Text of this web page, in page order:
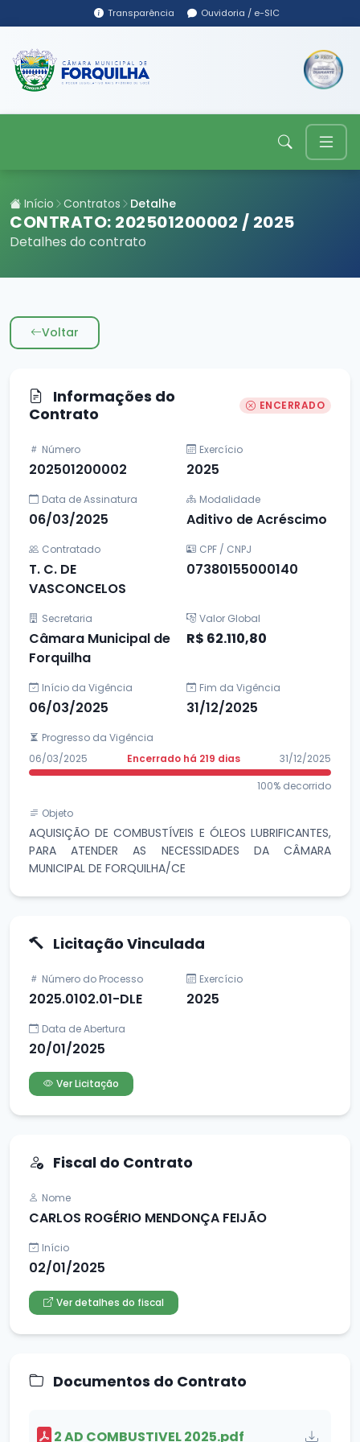
Transparência Ouvidoria / e-SIC
Início Contratos Detalhe
CONTRATO: 202501200002 / 2025
Detalhes do contrato
Voltar
Informações do
Contrato
ENCERRADO
Número
202501200002
Exercício
2025
Data de Assinatura
06/03/2025
Modalidade
Aditivo de Acréscimo
Contratado
T. C. DE
VASCONCELOS
CPF / CNPJ
07380155000140
Secretaria
Câmara Municipal de
Forquilha
Valor Global
R$ 62.110,80
Início da Vigência
06/03/2025
Fim da Vigência
31/12/2025
Progresso da Vigência
06/03/2025
Encerrado há 219 dias
31/12/2025
100% decorrido
Objeto
AQUISIÇÃO DE COMBUSTÍVEIS E ÓLEOS LUBRIFICANTES,
PARA ATENDER AS NECESSIDADES DA CÂMARA
MUNICIPAL DE FORQUILHA/CE
Licitação Vinculada
Número do Processo
2025.0102.01-DLE
Exercício
2025
Data de Abertura
20/01/2025
Ver Licitação
Fiscal do Contrato
Nome
CARLOS ROGÉRIO MENDONÇA FEIJÃO
Início
02/01/2025
Ver detalhes do fiscal
Documentos do Contrato
2 AD COMBUSTIVEL 2025.pdf